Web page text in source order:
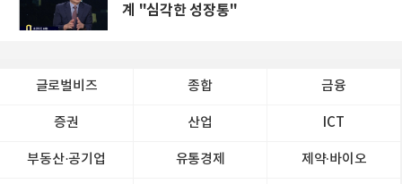
계 "심각한 성장통"
글로벌비즈 종합 금융
증권 산업 ICT
부동산·공기업 유통경제 제약∙바이오